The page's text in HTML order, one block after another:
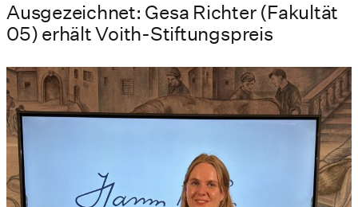
Ausgezeichnet: Gesa Richter (Fakultät
05) erhält Voith-Stiftungspreis